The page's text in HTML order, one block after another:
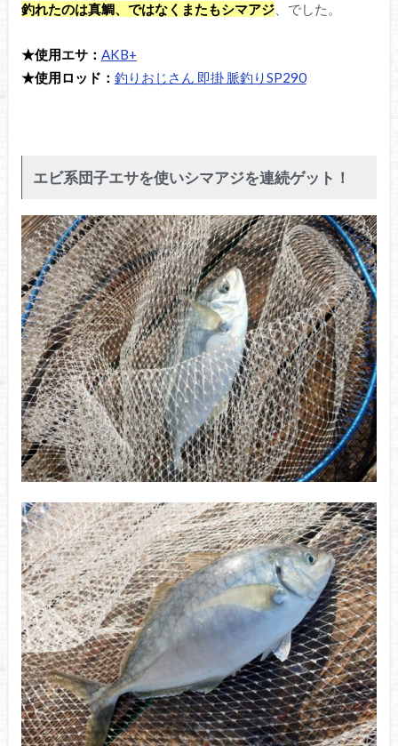
釣れたのは真鯛、ではなくまたもシマアジ、でした。
★使用エサ： AKB+
★使用ロッド： 釣りおじさん 即掛 脈釣りSP290
エビ系団子エサを使いシマアジを連続ゲット！